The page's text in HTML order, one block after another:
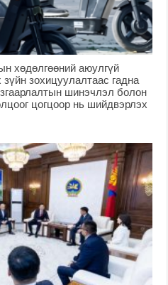
хөдөлгөөний аюулгүй
зохицуулалтаас гадна
шинэчлэл болон
цогцоор нь шийдвэрлэх